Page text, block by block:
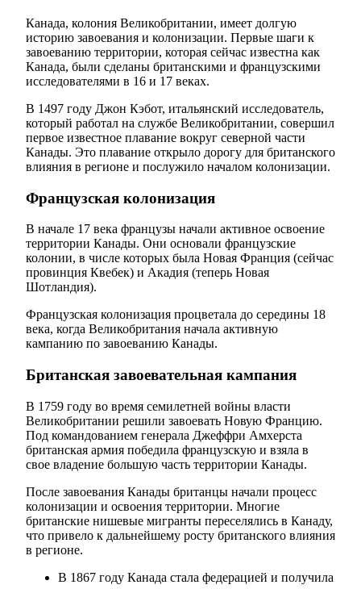
Канада, колония Великобритании, имеет долгую
историю завоевания и колонизации. Первые шаги к
завоеванию территории, которая сейчас известна как
Канада, были сделаны британскими и французскими
исследователями в 16 и 17 веках.
В 1497 году Джон Кэбот, итальянский исследователь,
который работал на службе Великобритании, совершил
первое известное плавание вокруг северной части
Канады. Это плавание открыло дорогу для британского
влияния в регионе и послужило началом колонизации.
Французская колонизация
В начале 17 века французы начали активное освоение
территории Канады. Они основали французские
колонии, в числе которых была Новая Франция (сейчас
провинция Квебек) и Акадия (теперь Новая
Шотландия).
Французская колонизация процветала до середины 18
века, когда Великобритания начала активную
кампанию по завоеванию Канады.
Британская завоевательная кампания
В 1759 году во время семилетней войны власти
Великобритании решили завоевать Новую Францию.
Под командованием генерала Джеффри Амхерста
британская армия победила французскую и взяла в
свое владение большую часть территории Канады.
После завоевания Канады британцы начали процесс
колонизации и освоения территории. Многие
британские нишевые мигранты переселялись в Канаду,
что привело к дальнейшему росту британского влияния
в регионе.
В 1867 году Канада стала федерацией и получила